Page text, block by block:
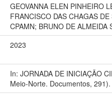
GEOVANNA ELEN PINHEIRO
FRANCISCO DAS CHAGAS
CPAMN; BRUNO DE ALMEIDA
2023
In: JORNADA DE INICIAÇÃO
Meio-Norte. Documentos, 291).